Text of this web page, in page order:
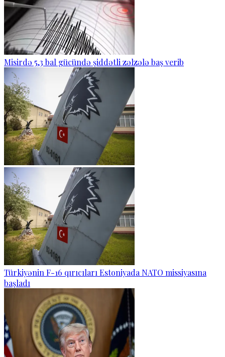
Misirdə 5,3 bal gücündə şiddətli zəlzələ baş verib
Türkiyənin F-16 qırıcıları Estoniyada NATO missiyasına
başladı